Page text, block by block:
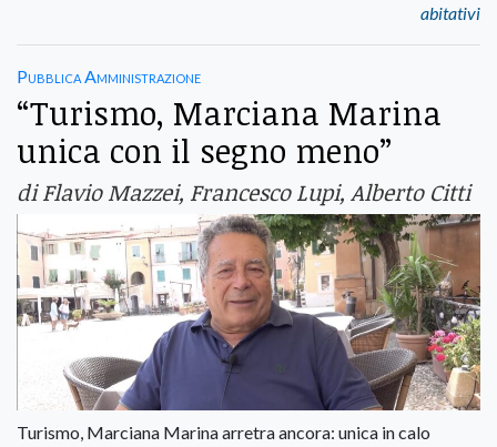
abitativi
Pubblica Amministrazione
“Turismo, Marciana Marina
unica con il segno meno”
di Flavio Mazzei, Francesco Lupi, Alberto Citti
Turismo, Marciana Marina arretra ancora: unica in calo